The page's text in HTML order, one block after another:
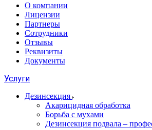
О компании
Лицензии
Партнеры
Сотрудники
Отзывы
Реквизиты
Документы
Услуги
Дезинсекция
Акарицидная обработка
Борьба с мухами
Дезинсекция подвала –